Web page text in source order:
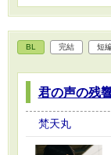
BL 完結 短
君の声の残
梵天丸